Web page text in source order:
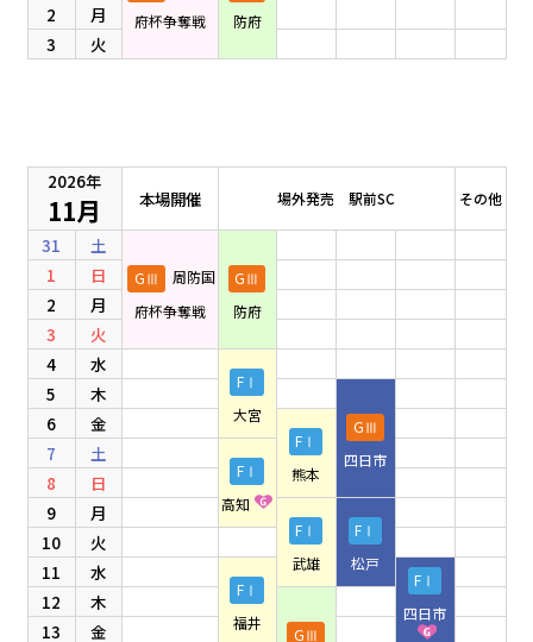
府杯争奪戦
防府
2
月
3
火
2026年
11月 本場開催 場外発売 駅前SC その他
31 土
GⅢ
周防国
府杯争奪戦
GⅢ
防府
1
日
2
月
3
火
4
水
FⅠ
大宮
5 木
GⅢ
四日市
6 金
FⅠ
熊本
7 土
FⅠ
高知
8
日
9
月
FⅠ
武雄
FⅠ
松戸
10
火
11
水
FⅠ
福井
FⅠ
四日市
12 木
GⅢ
13 金